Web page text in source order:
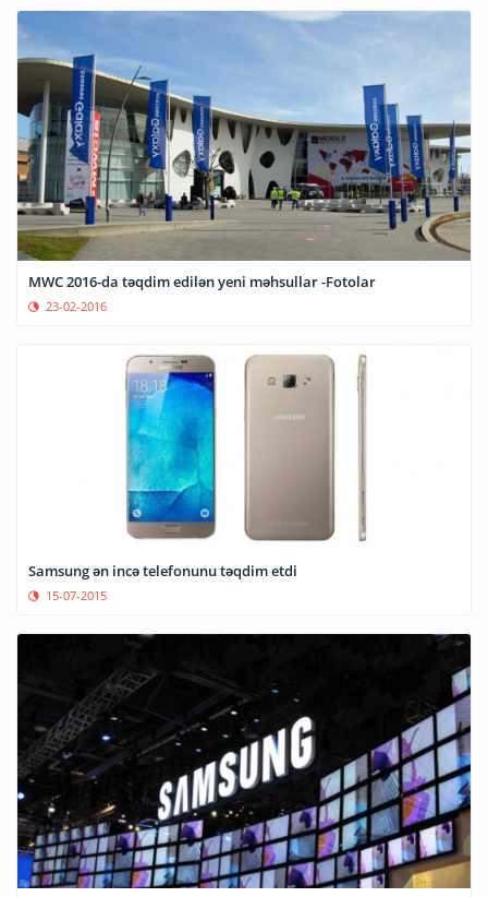
MWC 2016-da təqdim edilən yeni məhsullar -Fotolar
23-02-2016
Samsung ən incə telefonunu təqdim etdi
15-07-2015